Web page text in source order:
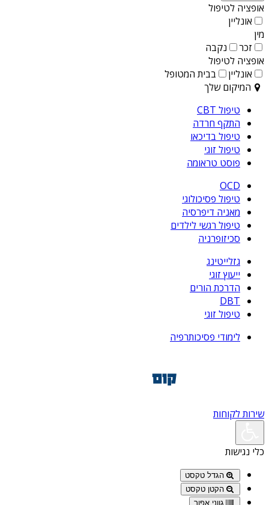
אופציה לטיפול
אונליין
מין
זכר
נקבה
אופציה לטיפול
אונליין
בבית המטופל
המיקום שלך
טיפול CBT
התקף חרדה
טיפול בדיכאו
טיפול זוגי
פוסט טראומה
OCD
טיפול פסיכולוגי
מאניה דיפרסיה
טיפול רגשי לילדים
סכיזופרניה
גזלייטינג
ייעוץ זוגי
הדרכת הורים
DBT
טיפול זוגי
לימודי פסיכותרפיה
שירות לקוחות
כלי נגישות
הגדל טקסט
הקטן טקסט
גווני אפור